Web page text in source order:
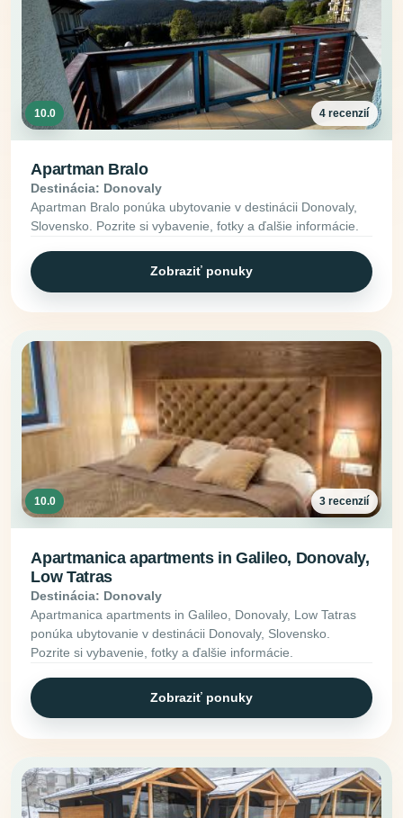
10.0 4 recenzií
Apartman Bralo
Destinácia: Donovaly
Apartman Bralo ponúka ubytovanie v destinácii Donovaly,
Slovensko. Pozrite si vybavenie, fotky a ďalšie informácie.
Zobraziť ponuky
10.0 3 recenzií
Apartmanica apartments in Galileo, Donovaly,
Low Tatras
Destinácia: Donovaly
Apartmanica apartments in Galileo, Donovaly, Low Tatras
ponúka ubytovanie v destinácii Donovaly, Slovensko.
Pozrite si vybavenie, fotky a ďalšie informácie.
Zobraziť ponuky